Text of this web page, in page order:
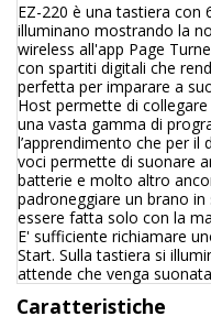
EZ-220 è una tastiera con
illuminano mostrando la
wireless all'app Page
con spartiti digitali che
perfetta per imparare a
Host permette di
una vasta gamma di
l’apprendimento che per
voci permette di suonare
batterie e molto altro
padroneggiare un brano
essere fatta solo con la
E' sufficiente richiamare
Start. Sulla tastiera si
attende che venga
Caratteristiche